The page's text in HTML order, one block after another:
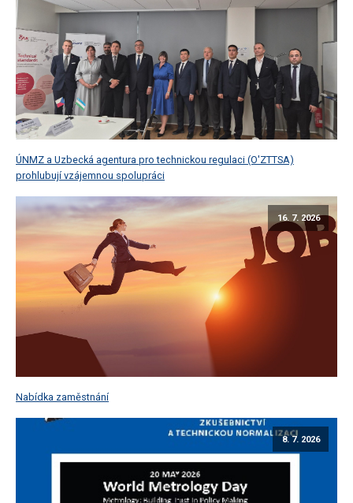
ÚNMZ a Uzbecká agentura pro technickou regulaci (O'ZTTSA)
prohlubují vzájemnou spolupráci
16. 7. 2026
Nabídka zaměstnání
8. 7. 2026